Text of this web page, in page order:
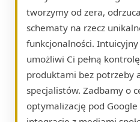
tworzymy od zera,
schematy na rzecz
funkcjonalności.
umożliwi Ci pełną
produktami bez potrzeby
specjalistów. Zadbamy o
optymalizację pod Google